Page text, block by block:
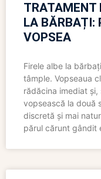
TRATAMENT
LA BĂRBAȚI:
VOPSEA
Firele albe la
tâmple. Vopseaua
rădăcina imediat
vopsească la două
discretă și mai
părul cărunt gândit